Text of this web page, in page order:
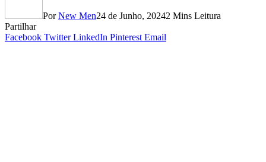
Por New Men24 de Junho, 20242 Mins Leitura
Partilhar
Facebook Twitter LinkedIn Pinterest Email